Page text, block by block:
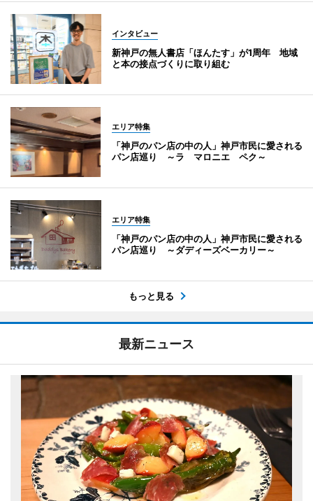
インタビュー
新神戸の無人書店「ほんたす」が1周年 地域
と本の接点づくりに取り組む
エリア特集
「神戸のパン店の中の人」神戸市民に愛される
パン店巡り ～ラ マロニエ ペク～
エリア特集
「神戸のパン店の中の人」神戸市民に愛される
パン店巡り ～ダディーズベーカリー～
もっと見る
最新ニュース